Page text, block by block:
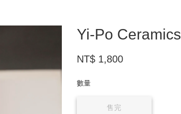
Yi-Po
NT$ 1,800
數量
售完